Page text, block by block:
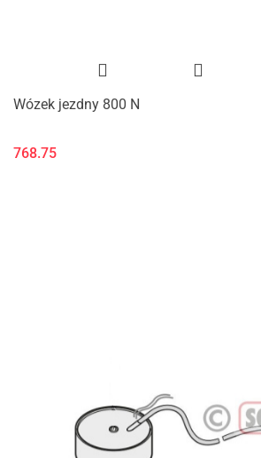
Wózek jezdny 800 N
768.75